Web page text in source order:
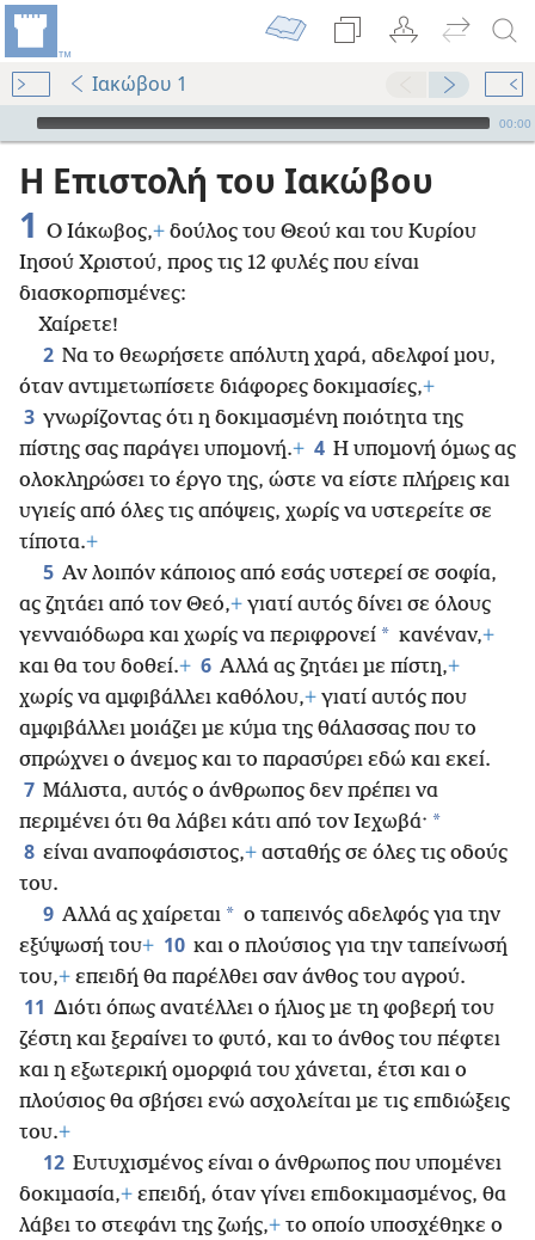
Ιακώβου 1
Audio Player
00:00
Η Επιστολή του Ιακώβου
1 Ο Ιάκωβος,+ δούλος του Θεού και του Κυρίου
Ιησού Χριστού, προς τις 12 φυλές που είναι
διασκορπισμένες:
Χαίρετε!
2 Να το θεωρήσετε απόλυτη χαρά, αδελφοί μου,
όταν αντιμετωπίσετε διάφορες δοκιμασίες,+
3 γνωρίζοντας ότι η δοκιμασμένη ποιότητα της
πίστης σας παράγει υπομονή.+ 4 Η υπομονή όμως ας
ολοκληρώσει το έργο της, ώστε να είστε πλήρεις και
υγιείς από όλες τις απόψεις, χωρίς να υστερείτε σε
τίποτα.+
5 Αν λοιπόν κάποιος από εσάς υστερεί σε σοφία,
ας ζητάει από τον Θεό,+ γιατί αυτός δίνει σε όλους
γενναιόδωρα και χωρίς να περιφρονεί * κανέναν,+
και θα του δοθεί.+ 6 Αλλά ας ζητάει με πίστη,+
χωρίς να αμφιβάλλει καθόλου,+ γιατί αυτός που
αμφιβάλλει μοιάζει με κύμα της θάλασσας που το
σπρώχνει ο άνεμος και το παρασύρει εδώ και εκεί.
7 Μάλιστα, αυτός ο άνθρωπος δεν πρέπει να
περιμένει ότι θα λάβει κάτι από τον Ιεχωβά· *
8 είναι αναποφάσιστος,+ ασταθής σε όλες τις οδούς
του.
9 Αλλά ας χαίρεται * ο ταπεινός αδελφός για την
εξύψωσή του+ 10 και ο πλούσιος για την ταπείνωσή
του,+ επειδή θα παρέλθει σαν άνθος του αγρού.
11 Διότι όπως ανατέλλει ο ήλιος με τη φοβερή του
ζέστη και ξεραίνει το φυτό, και το άνθος του πέφτει
και η εξωτερική ομορφιά του χάνεται, έτσι και ο
πλούσιος θα σβήσει ενώ ασχολείται με τις επιδιώξεις
του.+
12 Ευτυχισμένος είναι ο άνθρωπος που υπομένει
δοκιμασία,+ επειδή, όταν γίνει επιδοκιμασμένος, θα
λάβει το στεφάνι της ζωής,+ το οποίο υποσχέθηκε ο